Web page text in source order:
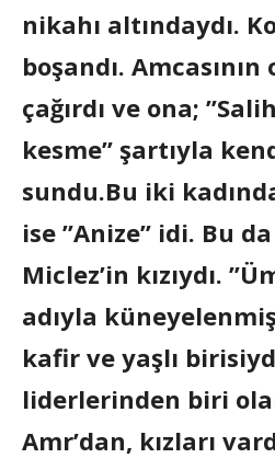
nikahı altındaydı.
boşandı. Amcasının
çağırdı ve ona;
kesme” şartıyla
sundu.Bu iki
ise ”Anize” idi. Bu
Miclez’in kızıydı.
adıyla
kafir ve yaşlı
liderlerinden biri
Amr’dan, kızları